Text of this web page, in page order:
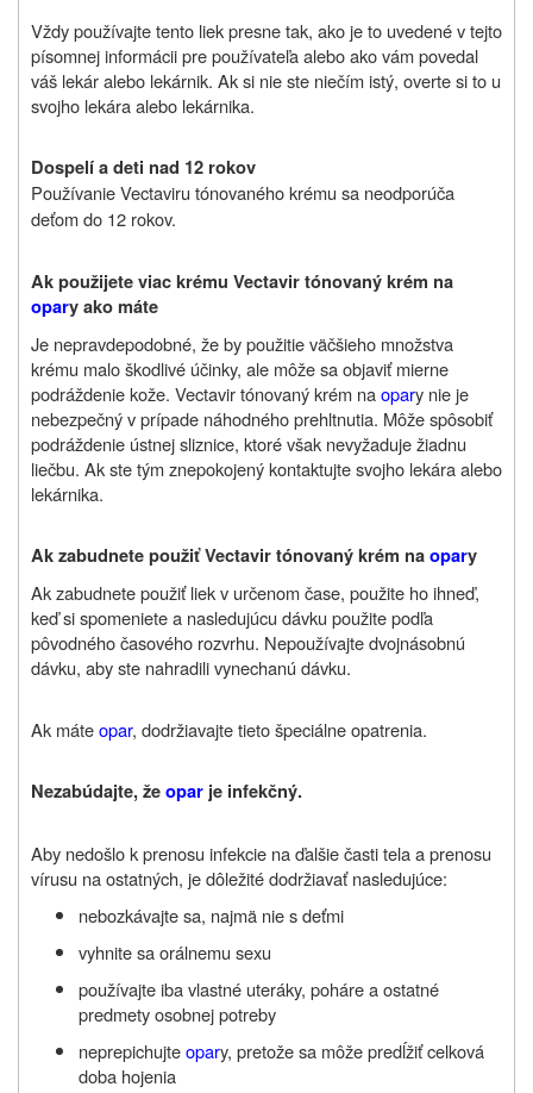
Vždy používajte tento liek presne tak, ako je to uvedené v tejto
písomnej informácii pre používateľa alebo ako vám povedal
váš lekár alebo lekárnik. Ak si nie ste niečím istý, overte si to u
svojho lekára alebo lekárnika.
Dospelí a deti nad 12 rokov
Používanie Vectaviru tónovaného krému sa neodporúča
deťom do 12 rokov.
Ak použijete viac krému Vectavir tónovaný krém na
opary ako máte
Je nepravdepodobné, že by použitie väčšieho množstva
krému malo škodlivé účinky, ale môže sa objaviť mierne
podráždenie kože. Vectavir tónovaný krém naopary nie je
nebezpečný v prípade náhodného prehltnutia. Môže spôsobiť
podráždenie ústnej sliznice, ktoré však nevyžaduje žiadnu
liečbu. Ak ste tým znepokojený kontaktujte svojho lekára alebo
lekárnika.
Ak zabudnete použiť Vectavir tónovaný krém naopary
Ak zabudnete použiť liek v určenom čase, použite ho ihneď,
keď si spomeniete a nasledujúcu dávku použite podľa
pôvodného časového rozvrhu. Nepoužívajte dvojnásobnú
dávku, aby ste nahradili vynechanú dávku.
Ak máteopar, dodržiavajte tieto špeciálne opatrenia.
Nezabúdajte, žeopar je infekčný.
Aby nedošlo k prenosu infekcie na ďalšie časti tela a prenosu
vírusu na ostatných, je dôležité dodržiavať nasledujúce:
nebozkávajte sa, najmä nie s deťmi
vyhnite sa orálnemu sexu
používajte iba vlastné uteráky, poháre a ostatné
predmety osobnej potreby
neprepichujteopary, pretože sa môže predĺžiť celková
doba hojenia